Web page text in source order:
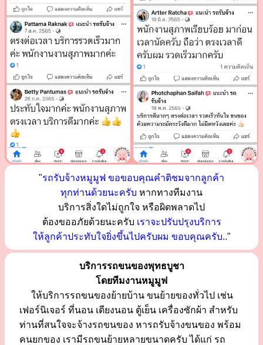
"รถรับจ้างหมูมูฟ ขอขอบคุณคำติชมจากลูกค้า
ทุกท่านด้วยนะครับ หากทางทีมงาน
บริการสิ่งใดไม่ถูกใจ หรือผิดพลาดไป
ต้องขออภัยด้วยนะครับ เราจะปรับปรุงบริการ
ให้ลูกค้าประทับใจยิ่งขึ้นไปครับผม ขอบคุณครับ.."
บริการรถขนของพุทธบูชา
โดยทีมงานหมูมูฟ
ให้บริการรถขนของย้ายบ้าน ขนย้ายของทั่วไป เช่น
เฟอร์นิเจอร์ ที่นอน เตียงนอน ตู้เย็น เครื่องซักผ้า สำหรับ
ท่านที่สนใจจะจ้างรถขนของ หารถรับจ้างขนของ พร้อม
คนยกของ เรามีรถขนย้ายหลายขนาดครับ ได้แก่ รถ